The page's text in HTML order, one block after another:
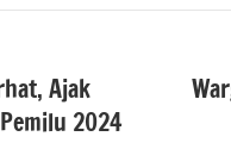
Ajak
2024